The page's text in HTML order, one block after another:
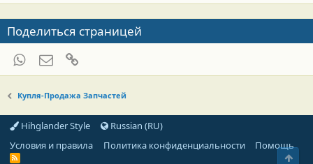
Поделиться страницей
WhatsAppЭлектронная почта
Купля-Продажа Запчастей
Hihglander Style
Russian (RU)
Условия и правила
Политика конфиденциальности Помощь
R